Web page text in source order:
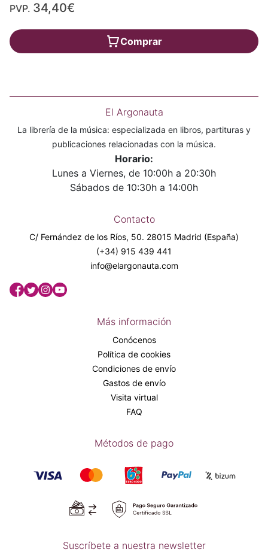
PVP. 34,40€
Comprar
El Argonauta
La librería de la música: especializada en libros, partituras y
publicaciones relacionadas con la música.
Horario:
Lunes a Viernes, de 10:00h a 20:30h
Sábados de 10:30h a 14:00h
Contacto
C/ Fernández de los Ríos, 50. 28015 Madrid (España)
(+34) 915 439 441
info@elargonauta.com
Más información
Conócenos
Política de cookies
Condiciones de envío
Gastos de envío
Visita virtual
FAQ
Métodos de pago
Suscríbete a nuestra newsletter